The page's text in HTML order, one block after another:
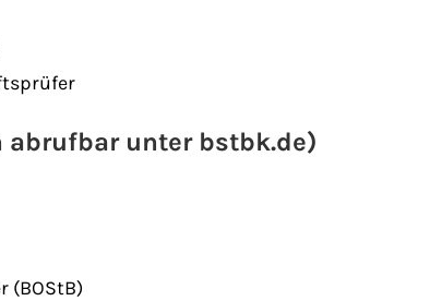
abrufbar unter bstbk.de)
(BOStB)